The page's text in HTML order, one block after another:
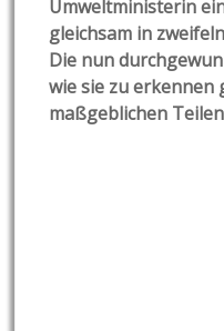
Umweltministerin
gleichsam in
Die nun
wie sie zu erkennen
maßgeblichen